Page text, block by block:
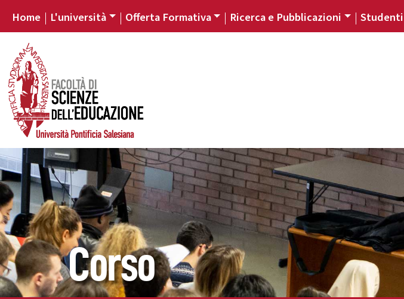
Home L'università Offerta Formativa Ricerca e Pubblicazioni Studenti
Corso